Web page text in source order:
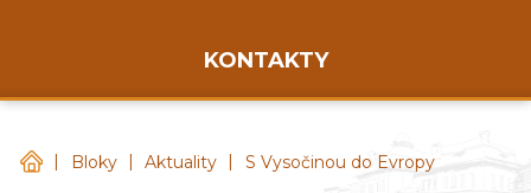
KONTAKTY
Gymnázium Chotěboř
| Bloky | Aktuality | S Vysočinou do Evropy